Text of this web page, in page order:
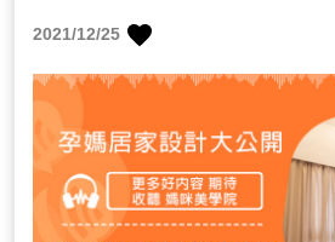
2021/12/25